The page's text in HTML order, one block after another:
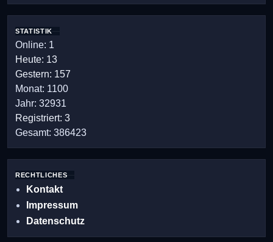
STATISTIK
Online: 1
Heute: 13
Gestern: 157
Monat: 1100
Jahr: 32931
Registriert: 3
Gesamt: 386423
RECHTLICHES
Kontakt
Impressum
Datenschutz